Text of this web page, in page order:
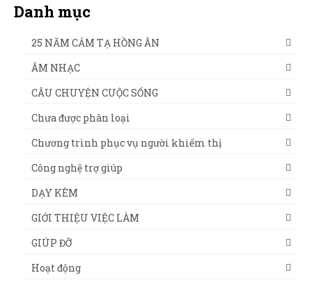
Danh mục
25 NĂM CẢM TẠ HỒNG ÂN
ÂM NHẠC
CÂU CHUYỆN CUỘC SỐNG
Chưa được phân loại
Chương trình phục vụ người khiếm thị
Công nghệ trợ giúp
DẠY KÈM
GIỚI THIỆU VIỆC LÀM
GIÚP ĐỠ
Hoạt động